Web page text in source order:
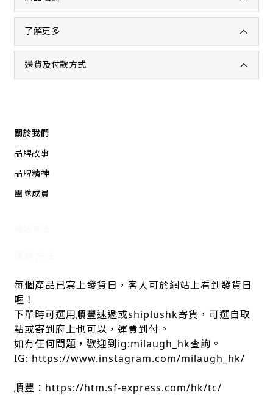
了解更多
送貨及付款方式
關於我們
品牌故事
品牌精神
團隊成員
每個產品已寫上發貨日，客人可於網站上看到發貨日
喔！
下單時可選用順豐速遞或shiplushk寄貨，可選自取
點或寄到府上也可以，運費到付。
如有任何問題，歡迎到ig:milaugh_hk查詢。
IG: https://www.instagram.com/milaugh_hk/
順豐：https://htm.sf-express.com/hk/tc/